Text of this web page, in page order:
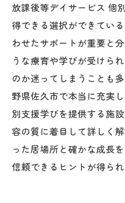
放課後等デイサービス 個
得できる選択ができてい
わせたサポートが重要と
うな療育や学びが受けら
のか迷ってしまうことも
野県佐久市で本当に充実
別支援学びを提供する施
容の質に着目して詳しく
った居場所と確かな成長
信頼できるヒントが得られ